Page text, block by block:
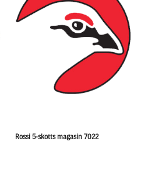
Rossi 5-skotts magasin 7022